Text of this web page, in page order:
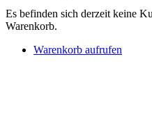
Es befinden sich derzeit keine
Warenkorb.
Warenkorb aufrufen